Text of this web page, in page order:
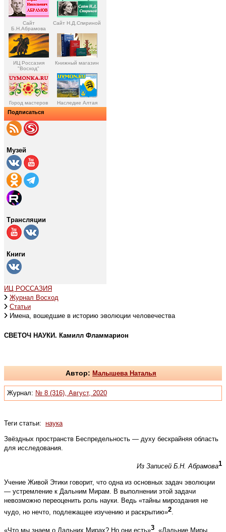
Сайт
Б.Н.Абрамова
Сайт Н.Д.Спириной
ИЦ Россазия
"Восход"
Книжный магазин
Город мастеров Наследие Алтая
Подписаться
Музей
Трансляции
Книги
ИЦ РОССАЗИЯ
Журнал Восход
Статьи
Имена, вошедшие в историю эволюции человечества
СВЕТОЧ НАУКИ. Камилл Фламмарион
Автор: Малышева Наталья
Журнал: № 8 (316), Август, 2020
Теги статьи: наука
Звёздных пространств Беспредельность — духу бескрайняя область
для исследования.
Из Записей Б.Н. Абрамова1
Учение Живой Этики говорит, что одна из основных задач эволюции
— устремление к Дальним Мирам. В выполнении этой задачи
невозможно переоценить роль науки. Ведь «тайны мироздания не
чудо, но нечто, подлежащее изучению и раскрытию»2.
«Что мы знаем о Дальних Мирах? Но они есть»3 . «Дальние Миры